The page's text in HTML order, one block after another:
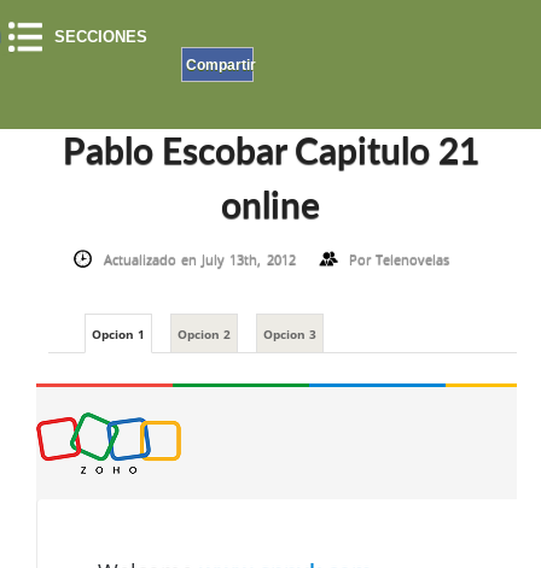
SECCIONES
Compartir
EL PATRON DEL MAL»PABLO ESCOBAR CAPITULO 21 ONLINE
Pablo Escobar Capitulo 21
online
Actualizado en July 13th, 2012 Por Telenovelas
Opcion 1 Opcion 2 Opcion 3